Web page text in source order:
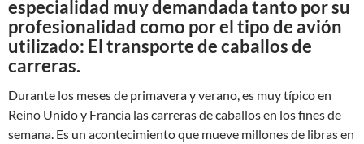
especialidad muy demandada tanto por su
profesionalidad como por el tipo de avión
utilizado: El transporte de caballos de
carreras.
Durante los meses de primavera y verano, es muy típico en
Reino Unido y Francia las carreras de caballos en los fines de
semana. Es un acontecimiento que mueve millones de libras en